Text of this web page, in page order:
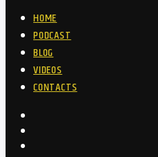
HOME
PODCAST
BLOG
VIDEOS
CONTACTS